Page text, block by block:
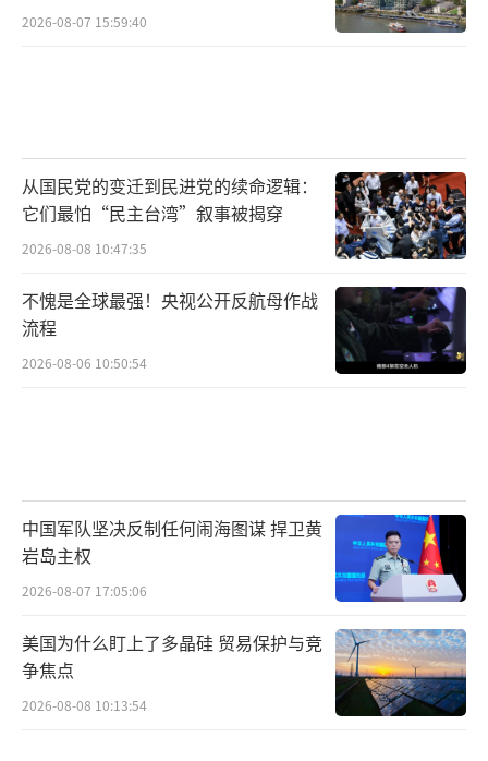
2026-08-07 15:59:40
从国民党的变迁到民进党的续命逻辑：
它们最怕“民主台湾”叙事被揭穿
2026-08-08 10:47:35
不愧是全球最强！央视公开反航母作战
流程
2026-08-06 10:50:54
中国军队坚决反制任何闹海图谋 捍卫黄
岩岛主权
2026-08-07 17:05:06
美国为什么盯上了多晶硅 贸易保护与竞
争焦点
2026-08-08 10:13:54